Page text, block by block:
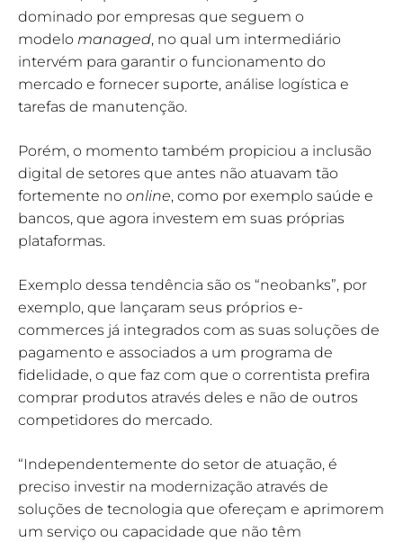
dominado por empresas que seguem o
modelo managed, no qual um intermediário
intervém para garantir o funcionamento do
mercado e fornecer suporte, análise logística e
tarefas de manutenção.
Porém, o momento também propiciou a inclusão
digital de setores que antes não atuavam tão
fortemente no online, como por exemplo saúde e
bancos, que agora investem em suas próprias
plataformas.
Exemplo dessa tendência são os “neobanks”, por
exemplo, que lançaram seus próprios e-
commerces já integrados com as suas soluções de
pagamento e associados a um programa de
fidelidade, o que faz com que o correntista prefira
comprar produtos através deles e não de outros
competidores do mercado.
“Independentemente do setor de atuação, é
preciso investir na modernização através de
soluções de tecnologia que ofereçam e aprimorem
um serviço ou capacidade que não têm